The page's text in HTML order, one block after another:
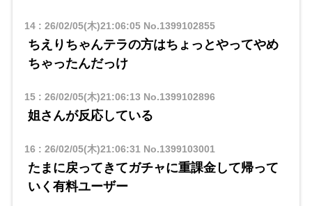
14: 26/02/05(木)21:06:05No.1399102855
ちえりちゃんテラの方はちょっとやってやめ
ちゃったんだっけ
15: 26/02/05(木)21:06:13 No.1399102896
姐さんが反応している
16 : 26/02/05(木)21:06:31 No.1399103001
たまに戻ってきてガチャに重課金して帰って
いく有料ユーザー